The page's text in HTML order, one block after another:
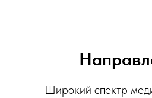
Широкий спектр